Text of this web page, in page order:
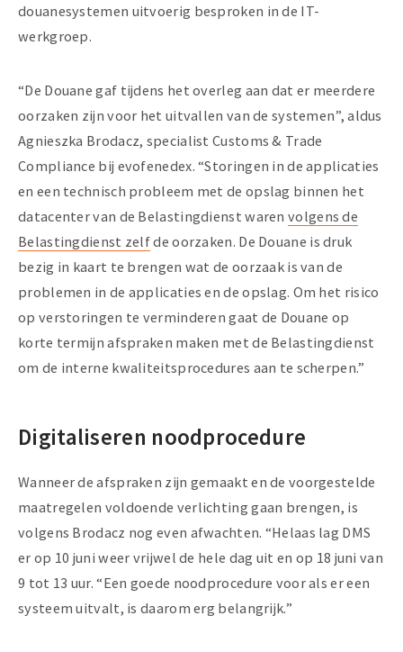
douanesystemen uitvoerig besproken in de IT-
werkgroep.
“De Douane gaf tijdens het overleg aan dat er meerdere
oorzaken zijn voor het uitvallen van de systemen”, aldus
Agnieszka Brodacz, specialist Customs & Trade
Compliance bij evofenedex. “Storingen in de applicaties
en een technisch probleem met de opslag binnen het
datacenter van de Belastingdienst waren volgens de
Belastingdienst zelfde oorzaken. De Douane is druk
bezig in kaart te brengen wat de oorzaak is van de
problemen in de applicaties en de opslag. Om het risico
op verstoringen te verminderen gaat de Douane op
korte termijn afspraken maken met de Belastingdienst
om de interne kwaliteitsprocedures aan te scherpen.”
Digitaliseren noodprocedure
Wanneer de afspraken zijn gemaakt en de voorgestelde
maatregelen voldoende verlichting gaan brengen, is
volgens Brodacz nog even afwachten. “Helaas lag DMS
er op 10 juni weer vrijwel de hele dag uit en op 18 juni van
9 tot 13 uur. “Een goede noodprocedure voor als er een
systeem uitvalt, is daarom erg belangrijk.”